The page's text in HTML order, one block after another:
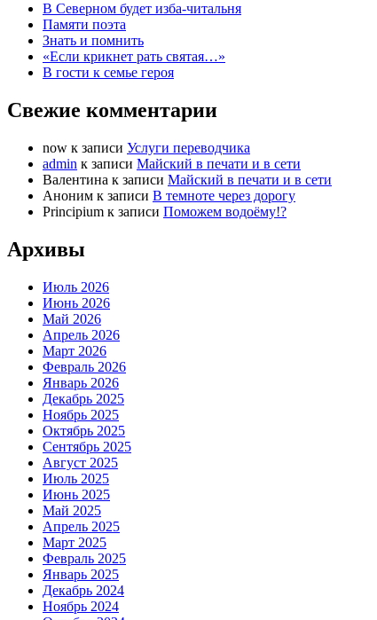
В Северном будет изба-читальня
Памяти поэта
Знать и помнить
«Если крикнет рать святая…»
В гости к семье героя
Свежие комментарии
now к записи Услуги переводчика
admin к записи Майский в печати и в сети
Валентина к записи Майский в печати и в сети
Аноним к записи В темноте через дорогу
Principium к записи Поможем водоёму!?
Архивы
Июль 2026
Июнь 2026
Май 2026
Апрель 2026
Март 2026
Февраль 2026
Январь 2026
Декабрь 2025
Ноябрь 2025
Октябрь 2025
Сентябрь 2025
Август 2025
Июль 2025
Июнь 2025
Май 2025
Апрель 2025
Март 2025
Февраль 2025
Январь 2025
Декабрь 2024
Ноябрь 2024